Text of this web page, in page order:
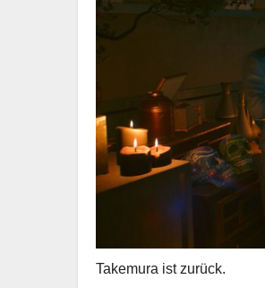
Takemura ist zurück.